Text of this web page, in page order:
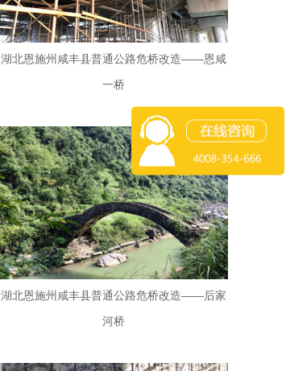
湖北恩施州咸丰县普通公路危桥改造——恩咸
一桥
湖北恩施州咸丰县普通公路危桥改造——后家
河桥